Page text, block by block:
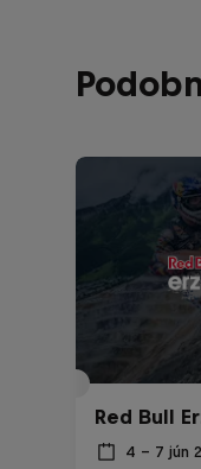
Red Bull
4 – 7 jún